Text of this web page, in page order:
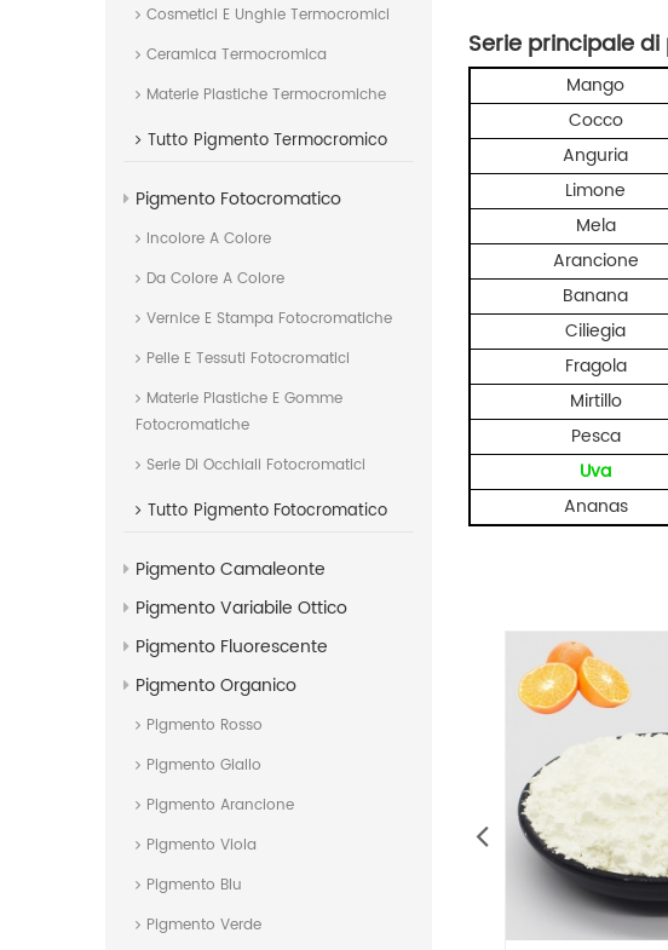
Serie principale
Mango
Cocco
Anguria
Limone
Mela
Arancione
Banana
Ciliegia
Fragola
Mirtillo
Pesca
Uva
Ananas
Cosmetici E Unghie Termocromici
Ceramica Termocromica
Materie Plastiche Termocromiche
Tutto Pigmento Termocromico
Pigmento Fotocromatico
Incolore A Colore
Da Colore A Colore
Vernice E Stampa Fotocromatiche
Pelle E Tessuti Fotocromatici
Materie Plastiche E Gomme
Fotocromatiche
Serie Di Occhiali Fotocromatici
Tutto Pigmento Fotocromatico
Pigmento Camaleonte
Pigmento Variabile Ottico
Pigmento Fluorescente
Pigmento Organico
Pigmento Rosso
Pigmento Giallo
Pigmento Arancione
Pigmento Viola
Pigmento Blu
Pigmento Verde